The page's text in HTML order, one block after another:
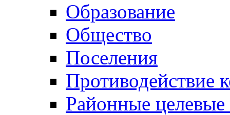
Образование
Общество
Поселения
Противодействие
Районные